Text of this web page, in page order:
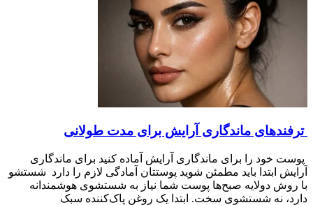
ترفندهای ماندگاری آرایش برای مدت طولانی
پوست خود را برای ماندگاری آرایش آماده کنید برای ماندگاری
آرایش ابتدا باید مطمئن شوید پوستتان آمادگی لازم را دارد شستشو
با روش دولایه صبح‌ها پوست شما نیاز به شستشوی هوشمندانه
دارد، نه شستشوی سخت. ابتدا یک روغن پاک‌کننده سبک